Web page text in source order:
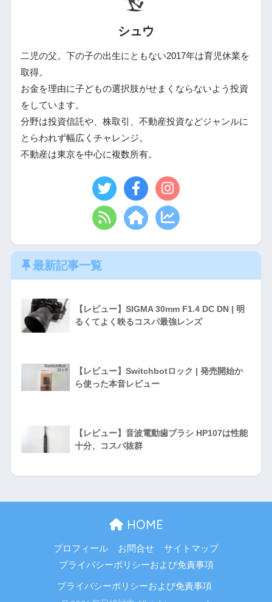
シュウ
二児の父。下の子の出生にともない2017年は育児休業を
取得。
お金を理由に子どもの選択肢がせまくならないよう投資
をしています。
分野は投資信託や、株取引、不動産投資などジャンルに
とらわれず幅広くチャレンジ。
不動産は東京を中心に複数所有。
最新記事一覧
【レビュー】SIGMA 30mm F1.4 DC DN | 明
るくてよく映るコスパ最強レンズ
【レビュー】Switchbotロック | 発売開始か
ら使った本音レビュー
【レビュー】音波電動歯ブラシ HP107は性能
十分、コスパ抜群
HOME
プロフィール お問合せ
サイトマップ
プライバシーポリシーおよび免責事項
プライバシーポリシーおよび免責事項